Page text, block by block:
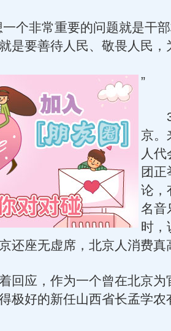
非常重要的问题就是干部
是要善待人民、敬畏人民，
”
3
京。
人
团正
论，
名音
时，
还座无虚席，北京人消费真
应，作为一个曾在北京为
极好的新任山西省长孟学农